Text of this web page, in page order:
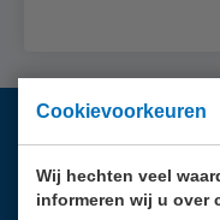
Cookievoorkeuren
Wij hechten veel
informeren wij u over
Vragen?
Wij helpen je graag.